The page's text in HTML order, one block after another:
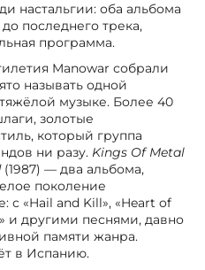
настальгии: оба альбома
последнего трека,
программа.
Manowar собрали
называть одной
музыке. Более 40
золотые
который группа
ни разу. Kings Of Metal
(1987) — два альбома,
поколение
с «Hail and Kill», «Heart of
и другими песнями, давно
памяти жанра.
в Испанию.